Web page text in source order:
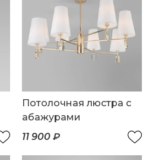
Потолочная люстра с
абажурами
11 900 ₽